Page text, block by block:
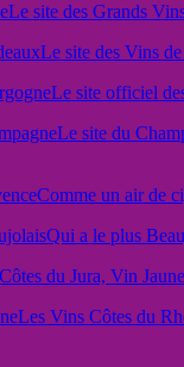
Le site des Grands
Le site des Vins
Le site officiel
Le site du
Comme un air de
Qui a le plus
Côtes du Jura, Vin
Les Vins Côtes du